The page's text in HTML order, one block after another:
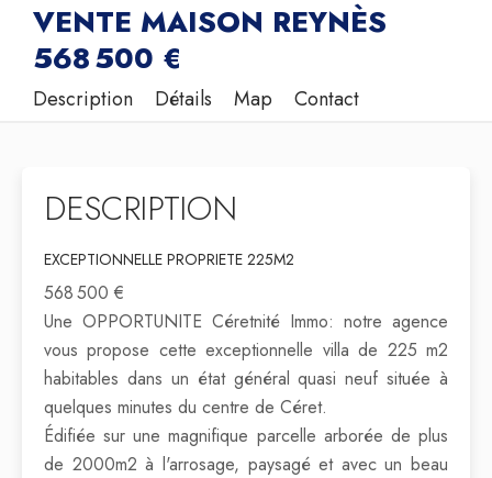
VENTE MAISON REYNÈS
568 500 €
Description Détails Map Contact
DESCRIPTION
EXCEPTIONNELLE PROPRIETE 225M2
568 500 €
Une OPPORTUNITE Céretnité Immo: notre agence
vous propose cette exceptionnelle villa de 225 m2
habitables dans un état général quasi neuf située à
quelques minutes du centre de Céret.
Édifiée sur une magnifique parcelle arborée de plus
de 2000m2 à l'arrosage, paysagé et avec un beau